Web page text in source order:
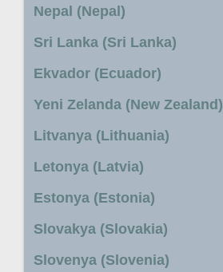
Nepal (Nepal)
Sri Lanka (Sri Lanka)
Ekvador (Ecuador)
Yeni Zelanda (New Zealand)
Litvanya (Lithuania)
Letonya (Latvia)
Estonya (Estonia)
Slovakya (Slovakia)
Slovenya (Slovenia)